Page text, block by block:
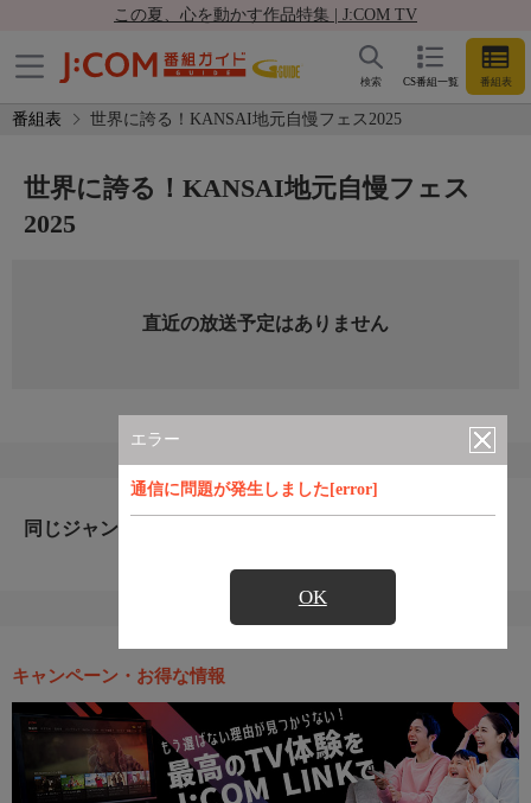
この夏、心を動かす作品特集 | J:COM TV
CS番組一覧 番組表
検索
番組表 世界に誇る！KANSAI地元自慢フェス2025
エラー
通信に問題が発生しました[error]
OK
世界に誇る！KANSAI地元自慢フェス
2025
直近の放送予定はありません
同じジャンルのおすすめ番組
キャンペーン・お得な情報